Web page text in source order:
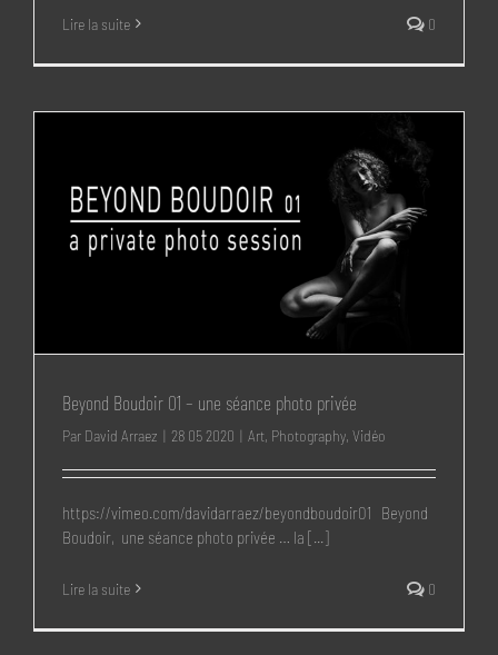
Lire la suite 0
Beyond Boudoir 01 – une séance photo privée
Par David Arraez | 28 05 2020 | Art, Photography, Vidéo
https://vimeo.com/davidarraez/beyondboudoir01 Beyond
Boudoir, une séance photo privée … la [...]
Lire la suite 0